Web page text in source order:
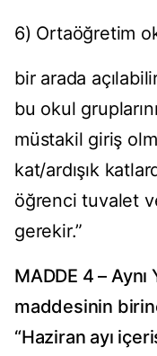
6) Ortaöğretim
bir arada
bu okul
müstakil giriş
kat/ardışık
öğrenci tuvalet
gerekir.”
MADDE 4 –
maddesinin
“Haziran ayı